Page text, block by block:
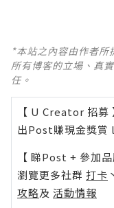
*本站之內容由作者
所有博客的立場、真
任。
【 U Creator 招募
出Post賺現金獎賞 l
【 睇Post + 參加品
瀏覽更多社群 打卡
攻略及 活動情報